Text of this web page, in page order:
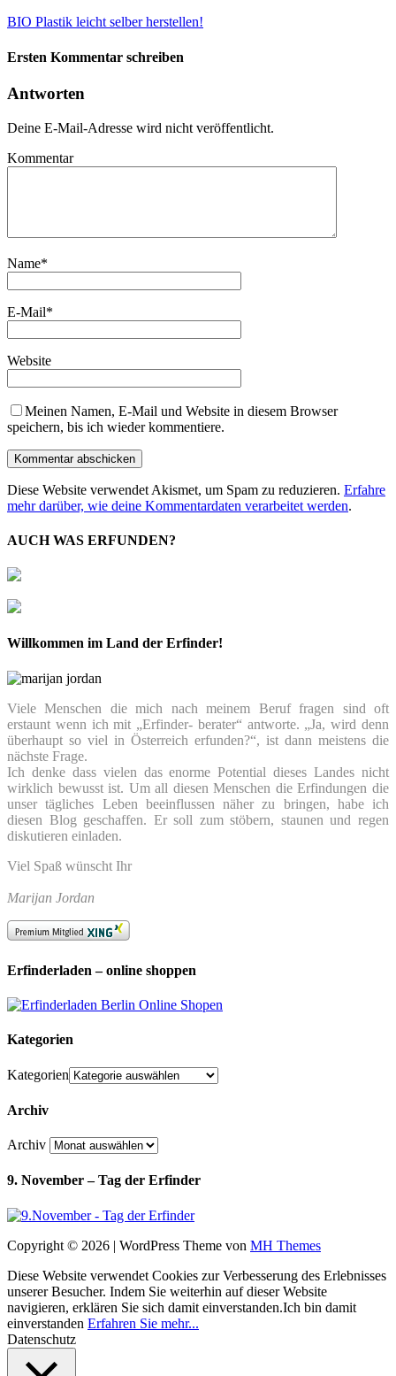
BIO Plastik leicht selber herstellen!
Ersten Kommentar schreiben
Antworten
Deine E-Mail-Adresse wird nicht veröffentlicht.
Kommentar
Name*
E-Mail*
Website
Meinen Namen, E-Mail und Website in diesem Browser
speichern, bis ich wieder kommentiere.
Diese Website verwendet Akismet, um Spam zu reduzieren. Erfahre
mehr darüber, wie deine Kommentardaten verarbeitet werden.
AUCH WAS ERFUNDEN?
Willkommen im Land der Erfinder!
Viele Menschen die mich nach meinem Beruf fragen sind oft
erstaunt wenn ich mit „Erfinder- berater“ antworte. „Ja, wird denn
überhaupt so viel in Österreich erfunden?“, ist dann meistens die
nächste Frage.
Ich denke dass vielen das enorme Potential dieses Landes nicht
wirklich bewusst ist. Um all diesen Menschen die Erfindungen die
unser tägliches Leben beeinflussen näher zu bringen, habe ich
diesen Blog geschaffen. Er soll zum stöbern, staunen und regen
diskutieren einladen.
Viel Spaß wünscht Ihr
Marijan Jordan
Erfinderladen – online shoppen
Kategorien
Kategorien
Archiv
Archiv
9. November – Tag der Erfinder
Copyright © 2026 | WordPress Theme von MH Themes
Diese Website verwendet Cookies zur Verbesserung des Erlebnisses
unserer Besucher. Indem Sie weiterhin auf dieser Website
navigieren, erklären Sie sich damit einverstanden.Ich bin damit
einverstanden Erfahren Sie mehr...
Datenschutz